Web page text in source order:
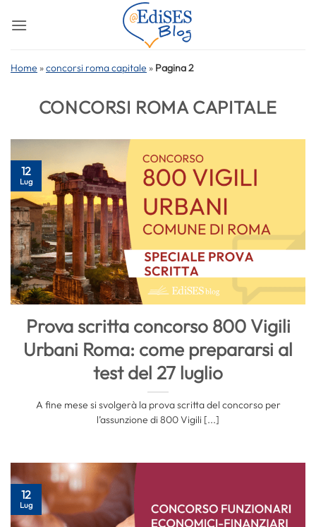
Home »concorsi roma capitale » Pagina 2
CONCORSI ROMA CAPITALE
Prova scritta concorso 800 Vigili
Urbani Roma: come prepararsi al
test del 27 luglio
A fine mese si svolgerà la prova scritta del concorso per
l’assunzione di 800 Vigili [...]
12
Lug
12
Lug